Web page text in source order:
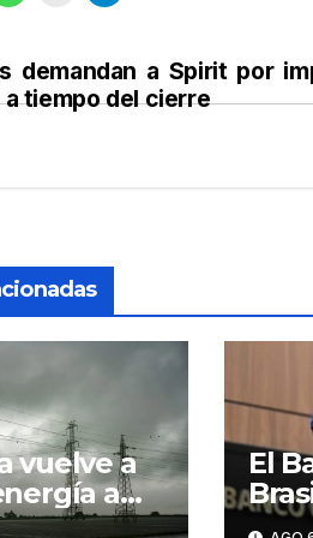
demandan a Spirit por
tiempo del cierre
vuelve a
a
El
de